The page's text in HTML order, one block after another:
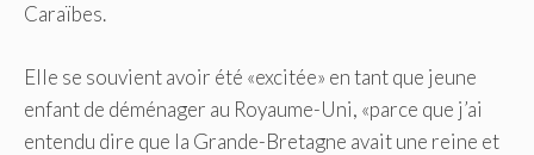
Caraïbes.
Elle se souvient avoir été «excitée» en tant que jeune
enfant de déménager au Royaume-Uni, «parce que j’ai
entendu dire que la Grande-Bretagne avait une reine et